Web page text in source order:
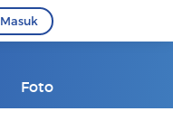
Masuk
Foto